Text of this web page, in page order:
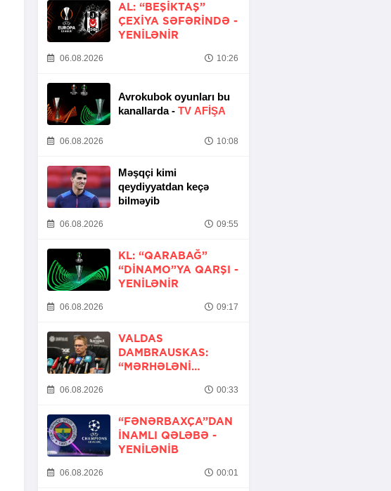
AL: “BEŞIKTAŞ”
ÇEXIYA SƏFƏRINDƏ -
YENİLƏNİR
06.08.2026 10:26
Avrokubok oyunları bu
kanallarda - TV AFİŞA
06.08.2026 10:08
Məşqçi kimi
qeydiyyatdan keçə
bilməyib
06.08.2026 09:55
KL: “QARABAĞ”
“DINAMO”YA QARŞI -
YENİLƏNİR
06.08.2026 09:17
VALDAS
DAMBRAUSKAS:
“MƏRHƏLƏNI
06.08.2026 00:33
“FƏNƏRBAXÇA”DAN
INAMLI QƏLƏBƏ -
YENİLƏNİB
06.08.2026 00:01